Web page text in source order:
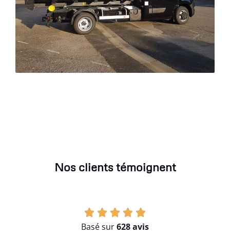
Nos clients témoignent
Basé sur628 avis